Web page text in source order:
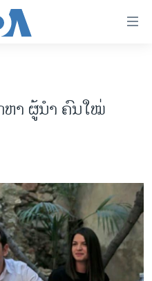
2024
າ ຜູ້ນຳ ຄົນໃໝ່